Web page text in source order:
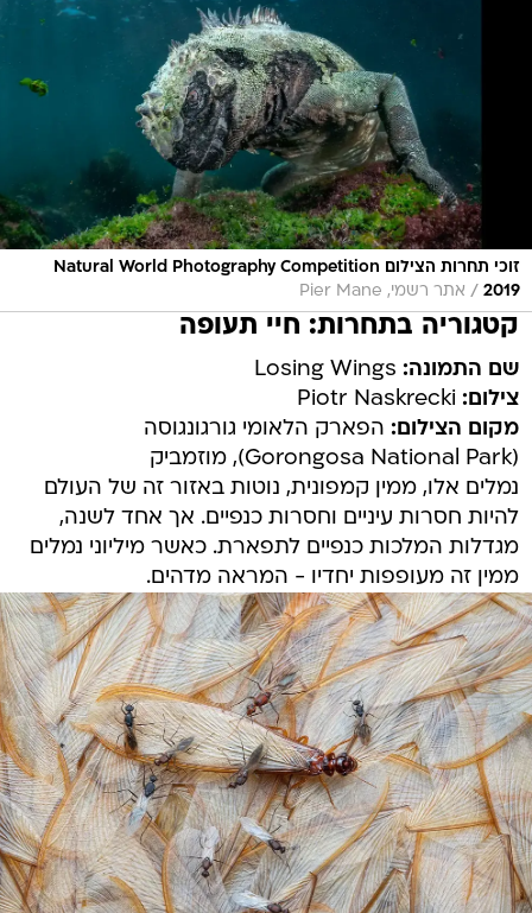
זוכי תחרות הצילום Natural World Photography Competition
2019
/ אתר רשמי, Pier Mane
קטגוריה בתחרות: חיי תעופה
שם התמונה:
צילום:
מקום הצילום: הפארק הלאומי גורגונגוסה
(Gorongosa National Park), מוזמביק
נמלים אלו, ממין קמפונית, נוטות באזור זה של העולם
להיות חסרות עיניים וחסרות כנפיים. אך אחד לשנה,
מגדלות המלכות כנפיים לתפארת. כאשר מיליוני נמלים
ממין זה מעופפות יחדיו - המראה מדהים.